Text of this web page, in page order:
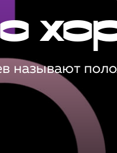
называют